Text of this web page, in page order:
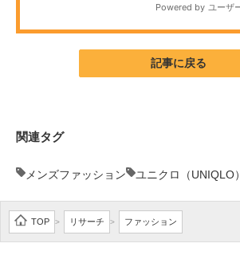
AI活用のいまが分かる
企業向けIT製品の総合サイト
記事に戻る
関連タグ
メンズファッション ユニクロ（UNIQLO）
TOP > リサーチ > ファッション